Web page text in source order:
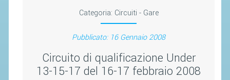
Categoria: Circuiti - Gare
Pubblicato: 16 Gennaio 2008
Circuito di qualificazione Under
13-15-17 del 16-17 febbraio 2008
STAFF TECNICO
CTF – PALABADMINTON
ATLETI D'INTERESSE NAZIONALE
SCHEDE ATLETI